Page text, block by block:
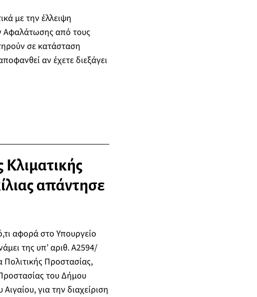
με την έλλειψη
Αφαλάτωσης από τους
σε κατάσταση
αν έχετε διεξάγει
απάντησε
αφορά στο Υπουργείο
της υπ’ αριθ. Α2594/
Προστασίας,
του Δήμου
για την διαχείριση